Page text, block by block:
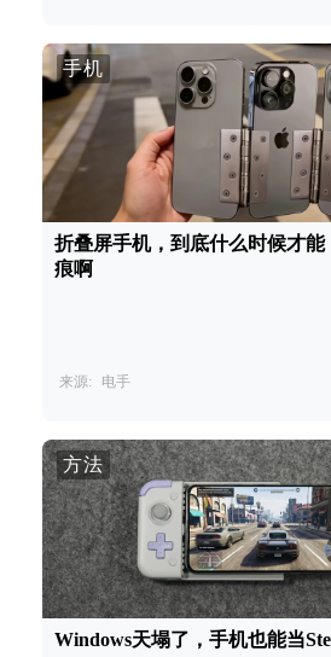
手机
折叠屏手机，到底什么时候才
痕啊
来源: 电手
方法
Windows天塌了，手机也能当